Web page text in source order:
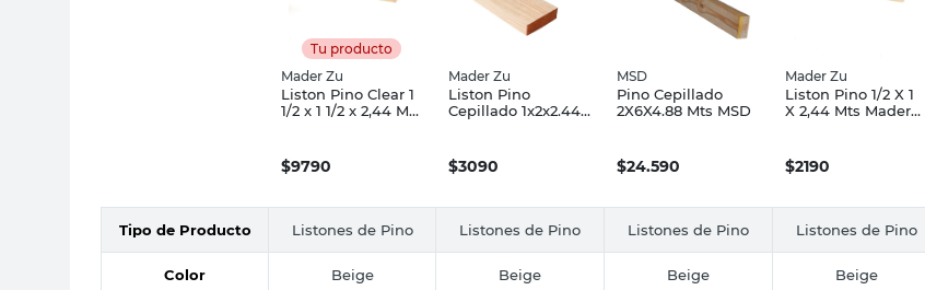
Tu producto
Mader Zu
Liston Pino Clear 1
1/2 x 1 1/2 x 2,44 Mts
$9790
Mader Zu
Liston Pino
Cepillado 1x2x2.44
$3090
MSD
Pino Cepillado
2X6X4.88 Mts MSD
$24.590
Mader Zu
Liston Pino 1/2 X 1
X 2,44 Mts Mader
$2190
Tipo de Producto Listones de Pino Listones de Pino Listones de Pino Listones de Pino
Color Beige Beige Beige Beige